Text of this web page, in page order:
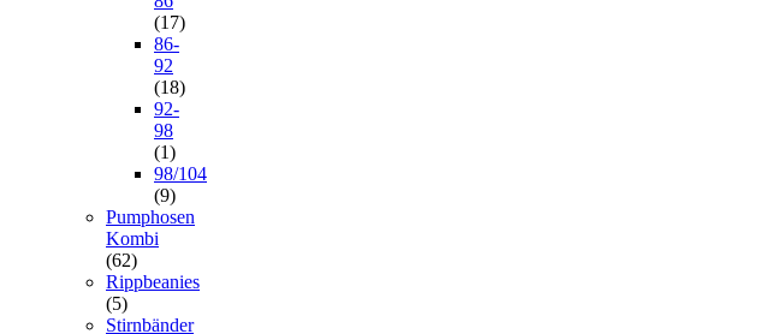
(17)
86-
92
(18)
92-
98
(1)
98/104
(9)
Pumphosen
Kombi
(62)
Rippbeanies
(5)
Stirnbänder